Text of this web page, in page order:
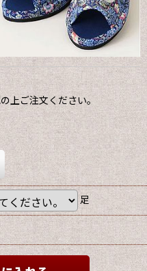
上ご注文ください。
足